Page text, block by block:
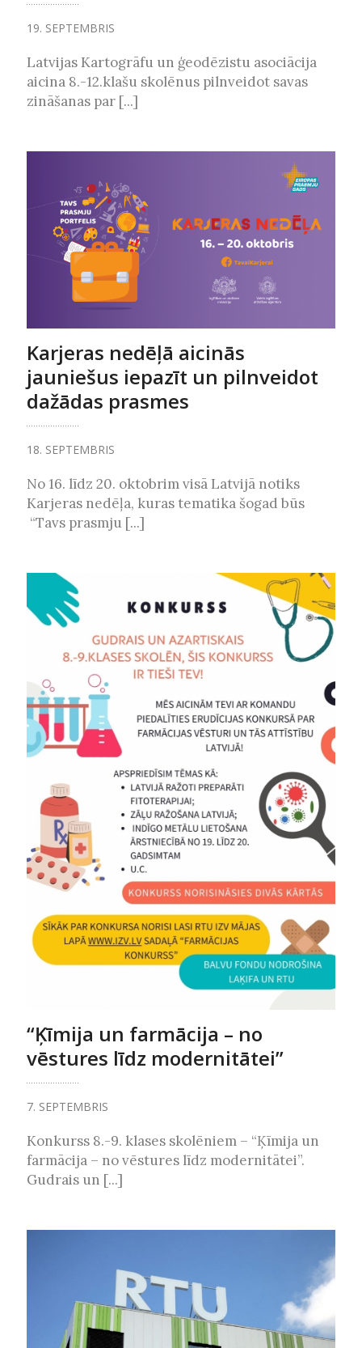
19. SEPTEMBRIS
Latvijas Kartogrāfu un ģeodēzistu asociācija
aicina 8.-12.klašu skolēnus pilnveidot savas
zināšanas par [...]
Karjeras nedēļā aicinās
jauniešus iepazīt un pilnveidot
dažādas prasmes
18. SEPTEMBRIS
No 16. līdz 20. oktobrim visā Latvijā notiks
Karjeras nedēļa, kuras tematika šogad būs
“Tavs prasmju [...]
“Ķīmija un farmācija – no
vēstures līdz modernitātei”
7. SEPTEMBRIS
Konkurss 8.-9. klases skolēniem – “Ķīmija un
farmācija – no vēstures līdz modernitātei”.
Gudrais un [...]